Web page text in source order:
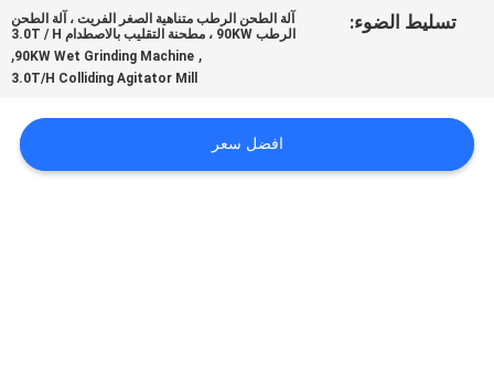
أخبار
اطلب
تسليط الضوء:
آلة الطحن الرطب متناهية الصغر الفريت ، آلة الطحن
الرطب 90KW ، مطحنة التقليب بالاصطدام 3.0T / H
,
90KW Wet Grinding Machine
,
3.0T/H Colliding Agitator Mill
افضل سعر